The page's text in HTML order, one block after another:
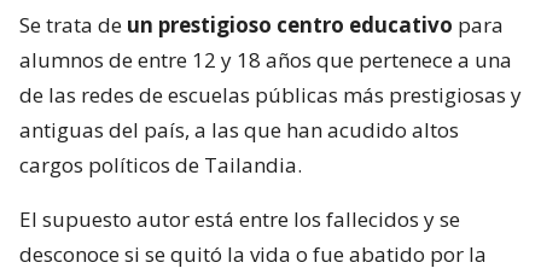
Se trata de un prestigioso centro educativo para
alumnos de entre 12 y 18 años que pertenece a una
de las redes de escuelas públicas más prestigiosas y
antiguas del país, a las que han acudido altos
cargos políticos de Tailandia.
El supuesto autor está entre los fallecidos y se
desconoce si se quitó la vida o fue abatido por la